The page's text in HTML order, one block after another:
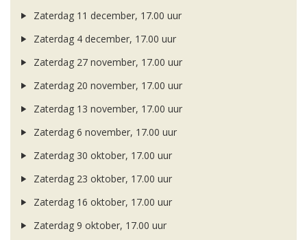
Zaterdag 11 december, 17.00 uur
Zaterdag 4 december, 17.00 uur
Zaterdag 27 november, 17.00 uur
Zaterdag 20 november, 17.00 uur
Zaterdag 13 november, 17.00 uur
Zaterdag 6 november, 17.00 uur
Zaterdag 30 oktober, 17.00 uur
Zaterdag 23 oktober, 17.00 uur
Zaterdag 16 oktober, 17.00 uur
Zaterdag 9 oktober, 17.00 uur